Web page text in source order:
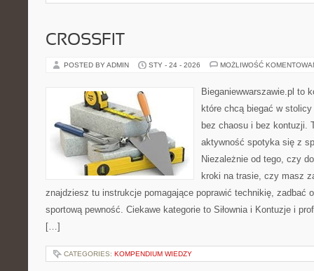
CROSSFIT
POSTED BY ADMIN STY - 24 - 2026 MOŻLIWOŚĆ
Bieganiewwarszawie.pl to
które chcą biegać w
bez chaosu i bez kontuzji.
aktywność spotyka się z
Niezależnie od tego, czy
kroki na trasie, czy masz
znajdziesz tu instrukcje pomagające poprawić technikię, zadbać
sportową pewność. Ciekawe kategorie to Siłownia i Kontuzje i
[…]
CATEGORIES: KOMPENDIUM WIEDZY